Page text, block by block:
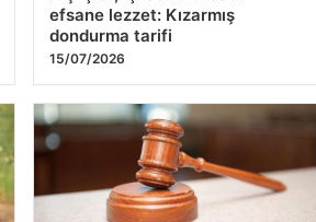
18/07/2026